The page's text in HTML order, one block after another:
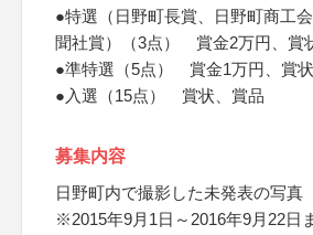
●特選（日野町長賞、日野町商工
聞社賞）（3点） 賞金2万円、賞
●準特選（5点） 賞金1万円、賞
●入選（15点） 賞状、賞品
募集内容
日野町内で撮影した未発表の写真
※2015年9月1日～2016年9月22日